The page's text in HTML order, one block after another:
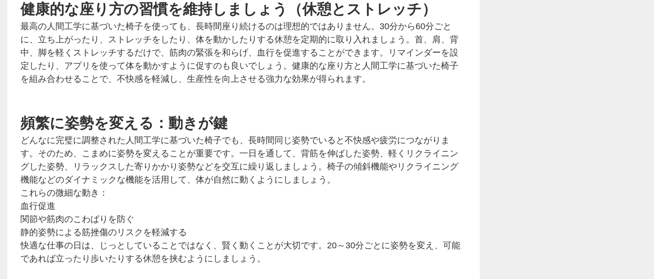
健康的な座り方の習慣を維持しましょう（休憩とストレッチ）
最高の人間工学に基づいた椅子を使っても、長時間座り続けるのは理想的ではありません。30分から60分ごと
に、立ち上がったり、ストレッチをしたり、体を動かしたりする休憩を定期的に取り入れましょう。首、肩、背
中、脚を軽くストレッチするだけで、筋肉の緊張を和らげ、血行を促進することができます。リマインダーを設
定したり、アプリを使って体を動かすように促すのも良いでしょう。健康的な座り方と人間工学に基づいた椅子
を組み合わせることで、不快感を軽減し、生産性を向上させる強力な効果が得られます。
頻繁に姿勢を変える：動きが鍵
どんなに完璧に調整された人間工学に基づいた椅子でも、長時間同じ姿勢でいると不快感や疲労につながりま
す。そのため、こまめに姿勢を変えることが重要です。一日を通して、背筋を伸ばした姿勢、軽くリクライニン
グした姿勢、リラックスした寄りかかり姿勢などを交互に繰り返しましょう。椅子の傾斜機能やリクライニング
機能などのダイナミックな機能を活用して、体が自然に動くようにしましょう。
これらの微細な動き：
血行促進
関節や筋肉のこわばりを防ぐ
静的姿勢による筋挫傷のリスクを軽減する
快適な仕事の日は、じっとしていることではなく、賢く動くことが大切です。20～30分ごとに姿勢を変え、可能
であれば立ったり歩いたりする休憩を挟むようにしましょう。